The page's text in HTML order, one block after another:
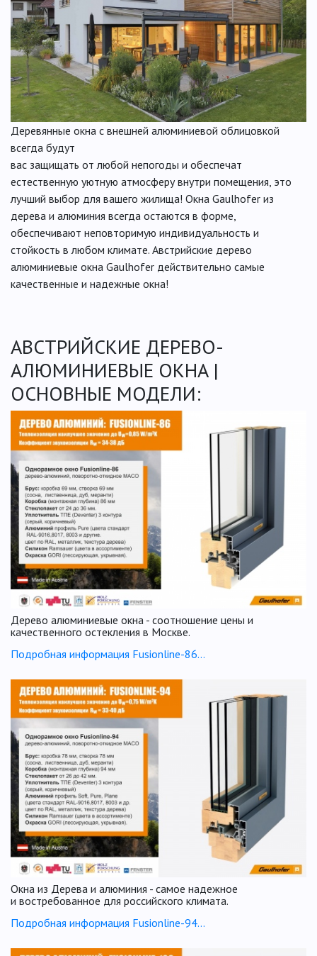
Деревянные окна с внешней алюминиевой облицовкой
всегда будут
вас защищать от любой непогоды и обеспечат
естественную уютную атмосферу внутри помещения, это
лучший выбор для вашего жилища! Окна Gaulhofer из
дерева и алюминия всегда остаются в форме,
обеспечивают неповторимую индивидуальность и
стойкость в любом климате. Австрийские дерево
алюминиевые окна Gaulhofer действительно самые
качественные и надежные окна!
АВСТРИЙСКИЕ ДЕРЕВО-
АЛЮМИНИЕВЫЕ ОКНА |
ОСНОВНЫЕ МОДЕЛИ:
Дерево алюминиевые окна - соотношение цены и
качественного остекления в Москве.
Подробная информация Fusionline-86...
Окна из Дерева и алюминия - самое надежное
и востребованное для российского климата.
Подробная информация Fusionline-94...